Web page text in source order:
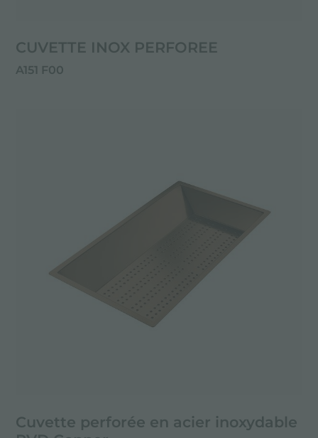
CUVETTE INOX PERFOREE
A151 F00
Cuvette perforée en acier inoxydable